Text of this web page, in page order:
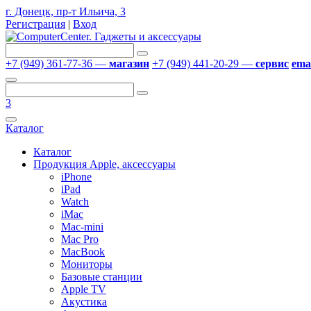
г. Донецк, пр-т Ильича, 3
Регистрация | Вход
+7 (949) 361-77-36 — магазин +7 (949) 441-20-29 — сервис
3
Каталог
Каталог
Продукция Apple, аксессуары
iPhone
iPad
Watch
iMac
Mac-mini
Mac Pro
MacBook
Мониторы
Базовые станции
Apple TV
Акустика